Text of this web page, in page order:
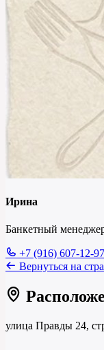
Ирина
Банкетный
+7 (916) 607-12-
Вернуться на
улица Правды 24,